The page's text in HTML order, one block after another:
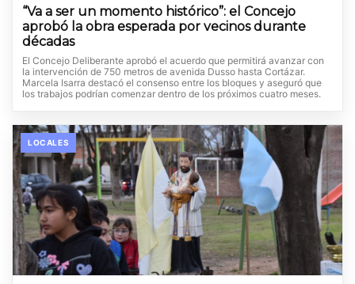
“Va a ser un momento histórico”: el Concejo
aprobó la obra esperada por vecinos durante
décadas
El Concejo Deliberante aprobó el acuerdo que permitirá avanzar con
la intervención de 750 metros de avenida Dusso hasta Cortázar.
Marcela Isarra destacó el consenso entre los bloques y aseguró que
los trabajos podrían comenzar dentro de los próximos cuatro meses.
LOCALES